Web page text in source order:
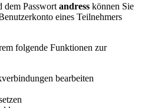
dem Passwort andress können Sie
eines Teilnehmers
folgende Funktionen zur
bearbeiten